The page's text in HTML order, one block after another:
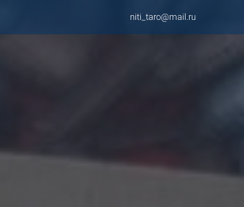
niti_taro@mail.ru